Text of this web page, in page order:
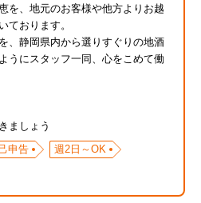
を、地元のお客様や他方よりお越
ております。
、静岡県内から選りすぐりの地酒
うにスタッフ一同、心をこめて働
ましょう
申告
週2日～OK